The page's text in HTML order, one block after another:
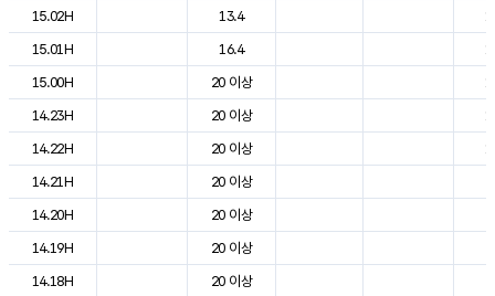
15.02H
13.4
15.01H
16.4
15.00H
20 이상
14.23H
20 이상
14.22H
20 이상
14.21H
20 이상
14.20H
20 이상
14.19H
20 이상
14.18H
20 이상